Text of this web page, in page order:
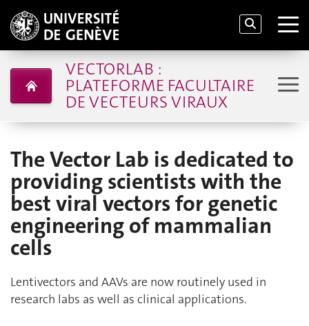
VECTORLAB :
PLATEFORME FACULTAIRE
DE VECTEURS VIRAUX
The Vector Lab is dedicated to
providing scientists with the
best viral vectors for genetic
engineering of mammalian
cells
Lentivectors and AAVs are now routinely used in
research labs as well as clinical applications.